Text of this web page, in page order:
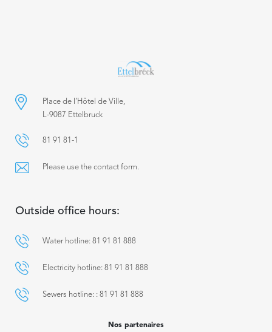
Place de l’Hôtel de Ville,
L-9087 Ettelbruck
81 91 81-1
Please use the contact form.
Outside office hours:
Water hotline: 81 91 81 888
Electricity hotline: 81 91 81 888
Sewers hotline: : 81 91 81 888
Nos partenaires